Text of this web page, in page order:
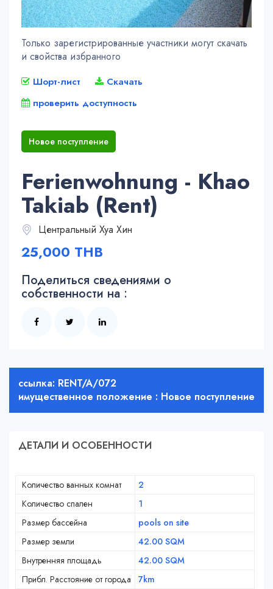
Только зарегистрированные участники могут скачать
и свойства избранного
Шорт-лист
Скачать
проверить доступность
Новое поступление
Ferienwohnung - Khao
Takiab (Rent)
Центральный Хуа Хин
25,000 THB
Поделиться сведениями о
собственности на :
ссылка: RENT/A/072
имущественное положение : Новое поступление
ДЕТАЛИ И ОСОБЕННОСТИ
Количество ванных комнат
2
Количество спален
1
Размер бассейна
pools on site
Размер земли
42.00 SQM
Внутренняя площадь
42.00 SQM
Прибл. Расстояние от города
7km